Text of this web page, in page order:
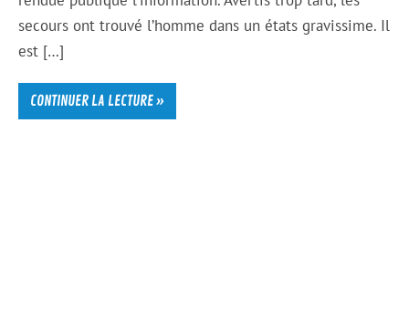
secours ont trouvé l’homme dans un états gravissime. Il
est […]
CONTINUER LA LECTURE »